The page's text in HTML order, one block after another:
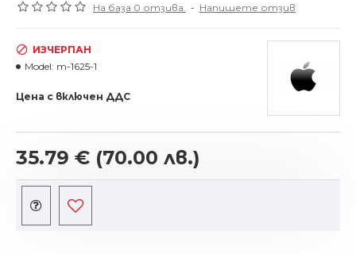
На база 0 отзива. - Напишете отзив
35.79 € (70.00 лв.)
ИЗЧЕРПАН
Model: m-1625-1
Цена с включен ДДС